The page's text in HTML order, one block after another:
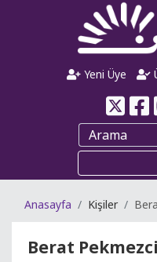
Yeni Üye
Anasayfa Kişiler
Berat Pekmezci